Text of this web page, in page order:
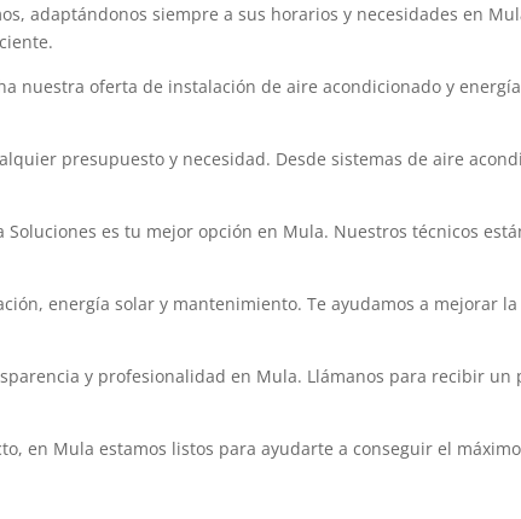
adaptándonos siempre a sus horarios y necesidades en
nuestra oferta de instalación de aire acondicionado y
presupuesto y necesidad. Desde sistemas de aire
es tu mejor opción en Mula. Nuestros técnicos
energía solar y mantenimiento. Te ayudamos a mejorar
y profesionalidad en Mula. Llámanos para recibir un
en Mula estamos listos para ayudarte a conseguir el